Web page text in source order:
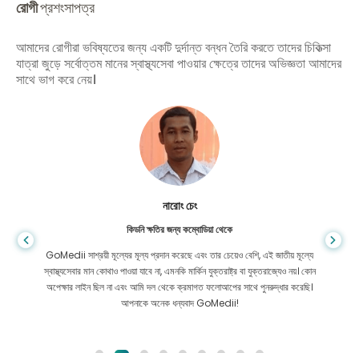
রোগীপ্রশংসাপত্র
আমাদের রোগীরা ভবিষ্যতের জন্য একটি দুর্দান্ত বন্ধন তৈরি করতে তাদের চিকিত্সা
যাত্রা জুড়ে সর্বোত্তম মানের স্বাস্থ্যসেবা পাওয়ার ক্ষেত্রে তাদের অভিজ্ঞতা আমাদের
সাথে ভাগ করে নেয়।
শান্ত দাস
গ্যাস্ট্রোএন্টারোলজির জন্য বাংলাদেশ থেকে
আমি আমার ছেলে এবং GoMedii-এর উজ্জ্বল দলকে ধন্যবাদ জানাই যারা চিকিৎসার জন্য
বাংলাদেশ থেকে ভারতে আমার যাত্রায় আমাকে সাহায্য করেছিল। GoMedii বেছে নেওয়ার
ক্ষেত্রে আমরা সঠিক পছন্দ করেছি। চিকিৎসার পরও তারা আমাদের সঙ্গে দারুণ বন্ধন রেখেছেন